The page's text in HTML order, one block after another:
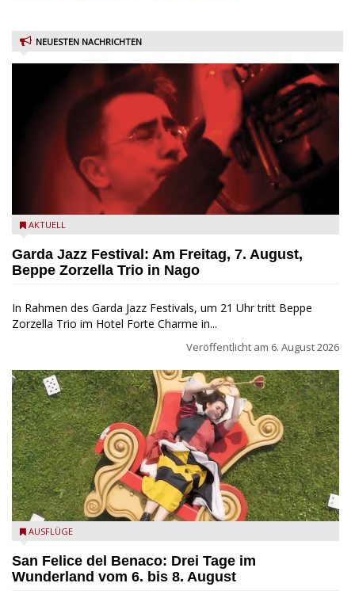
NEUESTEN NACHRICHTEN
Beppe Zorzella Trio zu Gast beim Garda Jazz Festival
AKTUELL
Garda Jazz Festival: Am Freitag, 7. August,
Beppe Zorzella Trio in Nago
In Rahmen des Garda Jazz Festivals, um 21 Uhr tritt Beppe
Zorzella Trio im Hotel Forte Charme in...
Veröffentlicht am 6. August 2026
San Felice del Benaco: Drei Tage im Wunderland
AUSFLÜGE
San Felice del Benaco: Drei Tage im
Wunderland vom 6. bis 8. August